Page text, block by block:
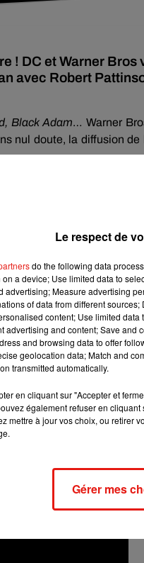
! DC et Warner
avec Robert
Black Adam… Warner
nul doute, la diffusion
laquelle l’acteur de
se décrit d’ailleurs lui-
reste du casting, à
la peau de Carmine
PAS BOUCLÉ
et la
n’a pu tourner que 25 %
Le respect de
do the following data
a device; Use limited data to
advertising; Measure advertising
of data from different
content; Use limited
advertising and content; Save and
and browsing data to offer
geolocation data; Match and
transmitted automatically.
en cliquant sur "Accepter et
également refuser en
mettre à jour vos choix, ou retirer
Gérer mes